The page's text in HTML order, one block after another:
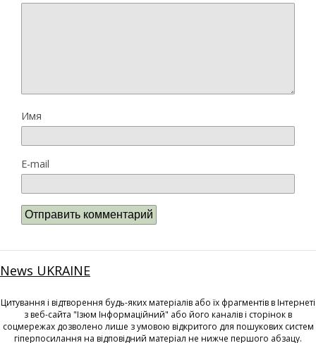
Имя
E-mail
News UKRAINE
Цитування і відтворення будь-яких матеріалів або їх фрагментів в Інтернеті
з веб-сайта "Ізюм Інформаційний" або його каналів і сторінок в
соцмережах дозволено лише з умовою відкритого для пошукових систем
гіперпосилання на відповідний матеріал не нижче першого абзацу.